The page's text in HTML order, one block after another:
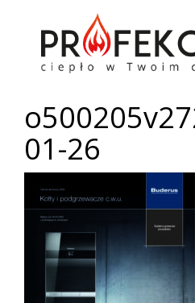
01-26